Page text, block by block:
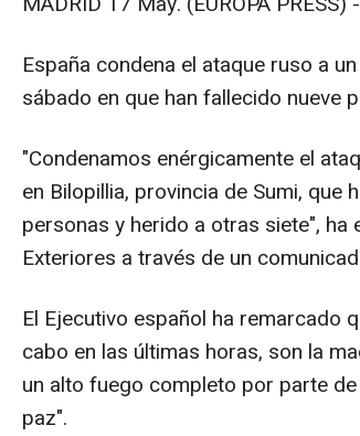
España condena el ataque ruso a
sábado en que han fallecido nueve
"Condenamos enérgicamente el
en Bilopillia, provincia de Sumi, que
personas y herido a otras siete",
Exteriores a través de un
El Ejecutivo español ha remarcado
cabo en las últimas horas, son la
un alto fuego completo por parte
paz".